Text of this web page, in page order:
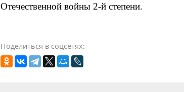
Отечественной войны 2-й степени.
Поделиться в соцсетях: